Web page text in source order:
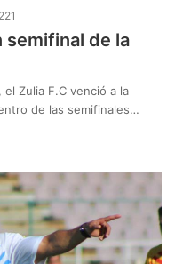
221
semifinal de la
Zulia F.C venció a la
de las semifinales…